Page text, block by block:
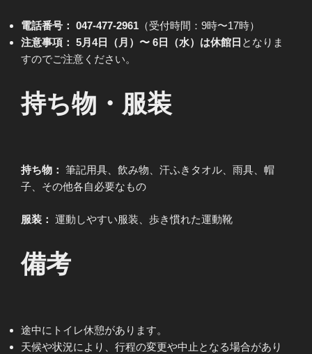
電話番号： 047-477-2961 （受付時間：9時〜17時）
注意事項： 5月4日（月）〜 6日（水）は休館日 となりま
すのでご注意ください。
持ち物・服装
持ち物： 筆記用具、飲み物、汗ふきタオル、雨具、帽
子、その他各自必要なもの
服装： 運動しやすい服装、歩き慣れた運動靴
備考
途中にトイレ休憩があります。
天候や状況により、行程の変更や中止となる場合があり